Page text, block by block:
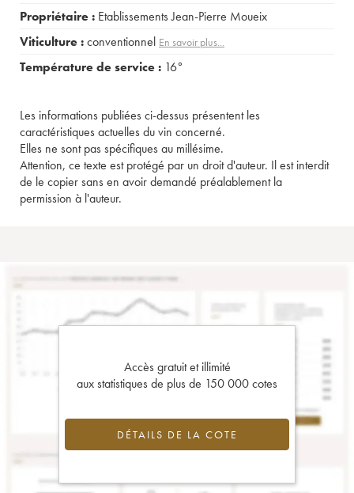
Propriétaire : Etablissements Jean-Pierre Moueix
Viticulture :conventionnel En savoir plus...
Température de service : 16°
Les informations publiées ci-dessus présentent les
caractéristiques actuelles du vin concerné.
Elles ne sont pas spécifiques au millésime.
Attention, ce texte est protégé par un droit d'auteur. Il est interdit
de le copier sans en avoir demandé préalablement la
permission à l'auteur.
Accès gratuit et illimité
aux statistiques de plus de 150 000 cotes
DÉTAILS DE LA COTE